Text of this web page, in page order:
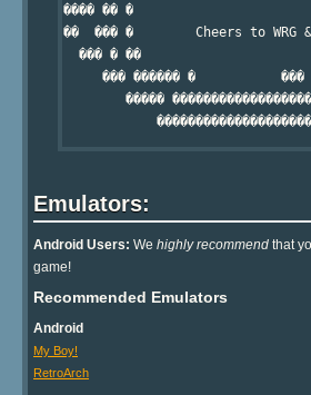
���� �� �
��  ��� �        Cheers to
��� � ��
��� ������ �
�����
Emulators:
Android Users: We highly recommend that
game!
Recommended Emulators
Android
My Boy!
RetroArch